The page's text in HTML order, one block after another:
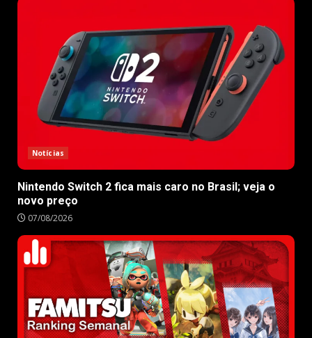
Notícias
Nintendo Switch 2 fica mais caro no Brasil; veja o
novo preço
07/08/2026